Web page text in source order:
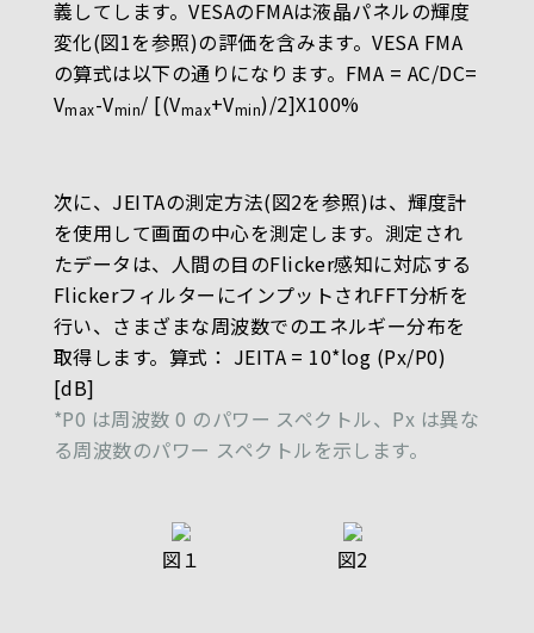
義してします。VESAのFMAは液晶パネルの輝度
変化(図1を参照)の評価を含みます。VESA FMA
の算式は以下の通りになります。FMA = AC/DC=
Vmax-Vmin/ [(Vmax+Vmin)/2]X100%
次に、JEITAの測定方法(図2を参照)は、輝度計
を使用して画面の中心を測定します。測定され
たデータは、人間の目のFlicker感知に対応する
FlickerフィルターにインプットされFFT分析を
行い、さまざまな周波数でのエネルギー分布を
取得します。算式： JEITA = 10*log (Px/P0)
[dB]
*P0 は周波数 0 のパワー スペクトル、Px は異な
る周波数のパワー スペクトルを示します。
図１ 図2